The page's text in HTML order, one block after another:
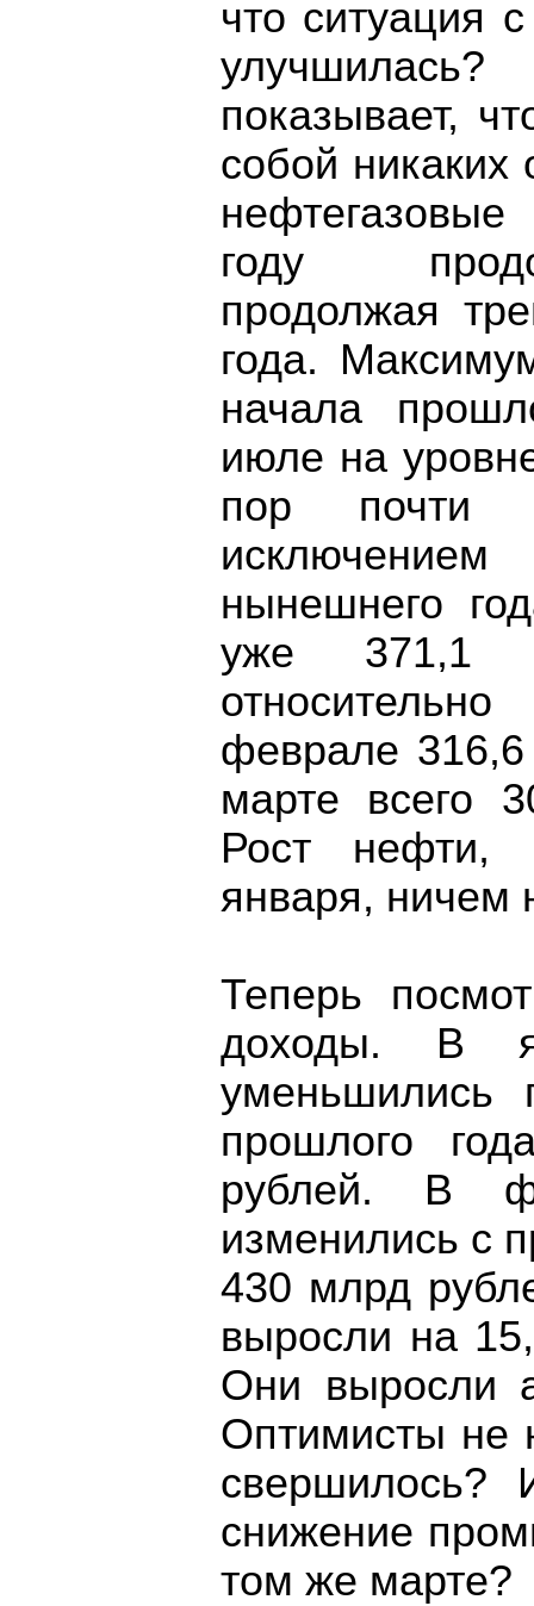
что ситуация
показывает,
собой никаких
году
продолжая
года.
начала
июле на
пор почти
нынешнего
уже 371,1
феврале
марте всего
Рост нефти,
января, ничем
Теперь
доходы. В
уменьшились
прошлого
рублей. В
изменились с
430 млрд
выросли на
Они выросли
Оптимисты не
свершилось?
снижение
том же марте?